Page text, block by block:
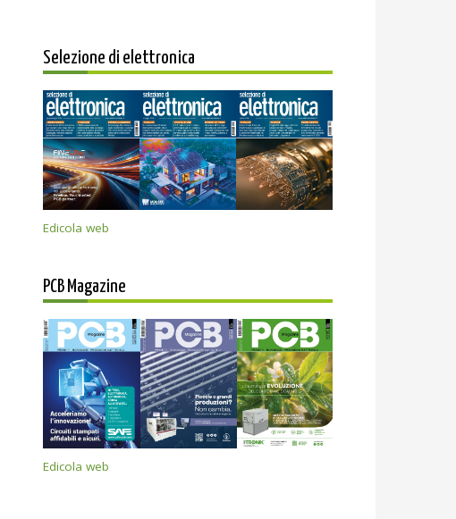
Selezione di elettronica
Edicola web
PCB Magazine
Edicola web